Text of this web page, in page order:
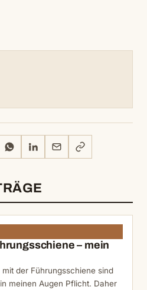
WHATSAPPLINKEDIN
MAIL
LINK
KOPIEREN
– mein
der Führungsschiene sind
meinen Augen Pflicht. Daher